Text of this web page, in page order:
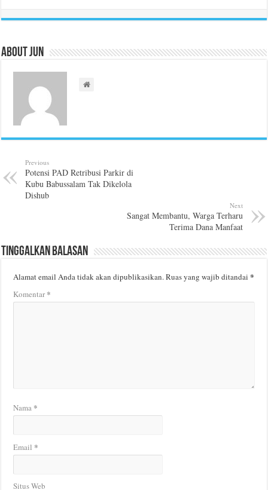
About Jun
Previous
Potensi PAD Retribusi Parkir di
Kubu Babussalam Tak Dikelola
Dishub
Next
Sangat Membantu, Warga Terharu
Terima Dana Manfaat
Tinggalkan Balasan
Alamat email Anda tidak akan dipublikasikan.Ruas yang wajib ditandai*
Komentar*
Nama *
Email *
Situs Web